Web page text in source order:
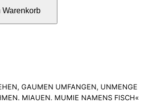
Warenkorb
GAUMEN UMFANGEN, UNMENGE
MIAUEN. MUMIE NAMENS FISCH«